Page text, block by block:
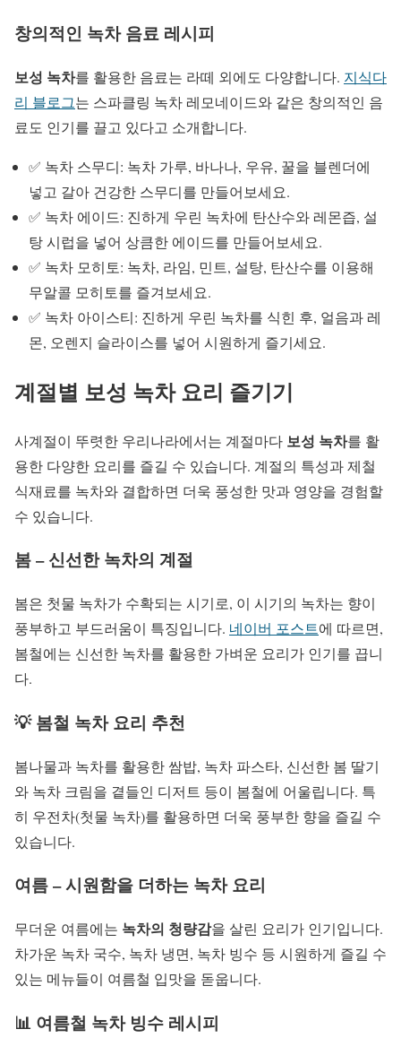
창의적인 녹차 음료 레시피
보성 녹차를 활용한 음료는 라떼 외에도 다양합니다. 지식다
리 블로그는 스파클링 녹차 레모네이드와 같은 창의적인 음
료도 인기를 끌고 있다고 소개합니다.
✅ 녹차 스무디: 녹차 가루, 바나나, 우유, 꿀을 블렌더에
넣고 갈아 건강한 스무디를 만들어보세요.
✅ 녹차 에이드: 진하게 우린 녹차에 탄산수와 레몬즙, 설
탕 시럽을 넣어 상큼한 에이드를 만들어보세요.
✅ 녹차 모히토: 녹차, 라임, 민트, 설탕, 탄산수를 이용해
무알콜 모히토를 즐겨보세요.
✅ 녹차 아이스티: 진하게 우린 녹차를 식힌 후, 얼음과 레
몬, 오렌지 슬라이스를 넣어 시원하게 즐기세요.
계절별 보성 녹차 요리 즐기기
사계절이 뚜렷한 우리나라에서는 계절마다 보성 녹차를 활
용한 다양한 요리를 즐길 수 있습니다. 계절의 특성과 제철
식재료를 녹차와 결합하면 더욱 풍성한 맛과 영양을 경험할
수 있습니다.
봄 – 신선한 녹차의 계절
봄은 첫물 녹차가 수확되는 시기로, 이 시기의 녹차는 향이
풍부하고 부드러움이 특징입니다. 네이버 포스트에 따르면,
봄철에는 신선한 녹차를 활용한 가벼운 요리가 인기를 끕니
다.
💡 봄철 녹차 요리 추천
봄나물과 녹차를 활용한 쌈밥, 녹차 파스타, 신선한 봄 딸기
와 녹차 크림을 곁들인 디저트 등이 봄철에 어울립니다. 특
히 우전차(첫물 녹차)를 활용하면 더욱 풍부한 향을 즐길 수
있습니다.
여름 – 시원함을 더하는 녹차 요리
무더운 여름에는 녹차의 청량감을 살린 요리가 인기입니다.
차가운 녹차 국수, 녹차 냉면, 녹차 빙수 등 시원하게 즐길 수
있는 메뉴들이 여름철 입맛을 돋웁니다.
📊 여름철 녹차 빙수 레시피